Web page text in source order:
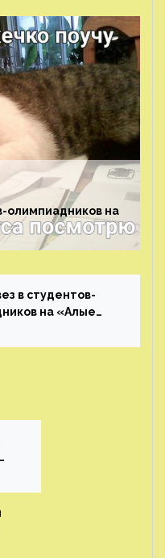
олимпиадников на
в студентов-
на «Алые